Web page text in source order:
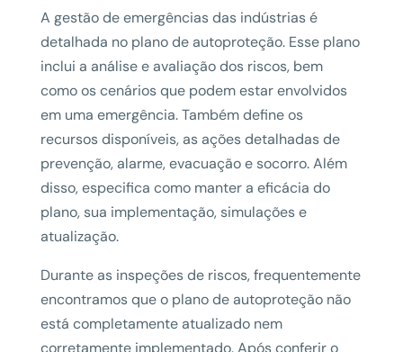
A gestão de emergências das indústrias é
detalhada no plano de autoproteção. Esse plano
inclui a análise e avaliação dos riscos, bem
como os cenários que podem estar envolvidos
em uma emergência. Também define os
recursos disponíveis, as ações detalhadas de
prevenção, alarme, evacuação e socorro. Além
disso, especifica como manter a eficácia do
plano, sua implementação, simulações e
atualização.
Durante as inspeções de riscos, frequentemente
encontramos que o plano de autoproteção não
está completamente atualizado nem